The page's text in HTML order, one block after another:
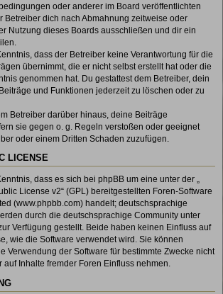
oder anderer im Board veröffentlichten
Betreiber dich nach Abmahnung zeitweise oder
Nutzung dieses Boards ausschließen und dir ein
dass der Betreiber keine Verantwortung für die
übernimmt, die er nicht selbst erstellt hat oder die
genommen hat. Du gestattest dem Betreiber, dein
und Funktionen jederzeit zu löschen oder zu
Betreiber darüber hinaus, deine Beiträge
sie gegen o. g. Regeln verstoßen oder geeignet
oder einem Dritten Schaden zuzufügen.
LICENSE
dass es sich bei phpBB um eine unter der „
License v2“ (GPL) bereitgestellten Foren-Software
(www.phpbb.com) handelt; deutschsprachige
durch die deutschsprachige Community unter
Verfügung gestellt. Beide haben keinen Einfluss auf
wie die Software verwendet wird. Sie können
Verwendung der Software für bestimmte Zwecke nicht
auf Inhalte fremder Foren Einfluss nehmen.